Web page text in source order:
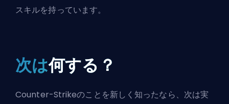
スキルを持っています。
次は何する？
Counter-Strikeのことを新しく知ったなら、次は実